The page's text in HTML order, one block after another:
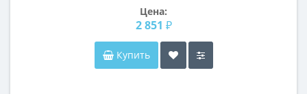
Цена:
2 851 ₽
Купить